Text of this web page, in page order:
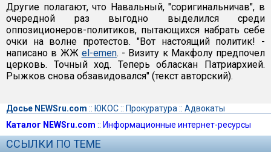
Другие полагают, что Навальный, "соригинальничав", в
очередной раз выгодно выделился среди
оппозиционеров-политиков, пытающихся набрать себе
очки на волне протестов. "Вот настоящий политик! -
написано в ЖЖ el-emen. - Визиту к Макфолу предпочел
церковь. Точный ход. Теперь обласкан Патриархией.
Рыжков снова обзавидовался" (текст авторский).
Досье NEWSru.com :: ЮКОС:: Прокуратура :: Адвокаты
Каталог NEWSru.com :: Информационные интернет-ресурсы
ССЫЛКИ ПО ТЕМЕ